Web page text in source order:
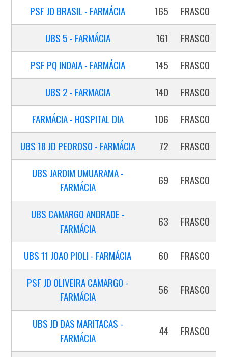
PSF JD BRASIL - FARMÁCIA
165
FRASCO
UBS 5 - FARMÁCIA
161
FRASCO
PSF PQ INDAIA - FARMÁCIA
145
FRASCO
UBS 2 - FARMACIA
140
FRASCO
FARMÁCIA - HOSPITAL DIA
106
FRASCO
UBS 18 JD PEDROSO - FARMÁCIA
72
FRASCO
UBS JARDIM UMUARAMA -
FARMÁCIA
69 FRASCO
UBS CAMARGO ANDRADE -
FARMÁCIA
63 FRASCO
UBS 11 JOAO PIOLI - FARMÁCIA 60
FRASCO
PSF JD OLIVEIRA CAMARGO -
FARMÁCIA
56 FRASCO
UBS JD DAS MARITACAS -
FARMÁCIA
44 FRASCO